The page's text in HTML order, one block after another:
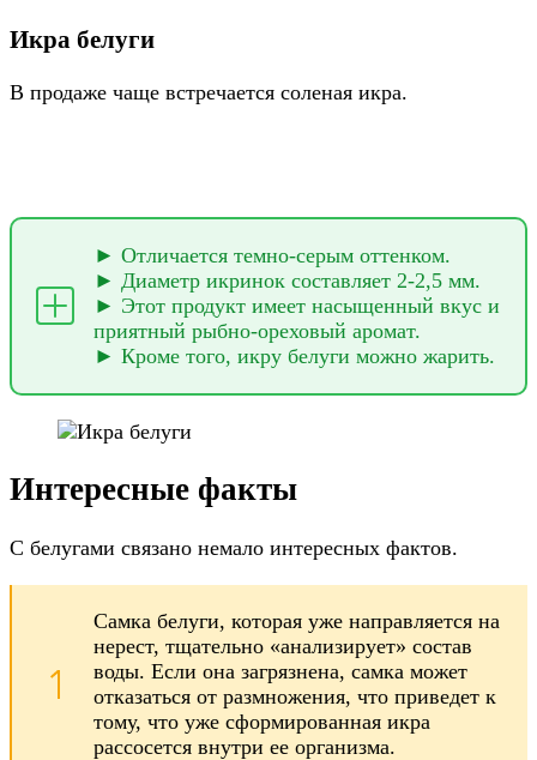
Икра белуги
В продаже чаще встречается соленая икра.
► Отличается темно-серым оттенком.
► Диаметр икринок составляет 2-2,5 мм.
► Этот продукт имеет насыщенный вкус и
приятный рыбно-ореховый аромат.
► Кроме того, икру белуги можно жарить.
Интересные факты
С белугами связано немало интересных фактов.
Самка белуги, которая уже направляется на
нерест, тщательно «анализирует» состав
воды. Если она загрязнена, самка может
отказаться от размножения, что приведет к
тому, что уже сформированная икра
рассосется внутри ее организма.